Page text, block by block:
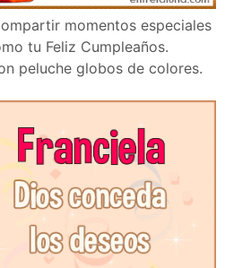
momentos especiales
tu Feliz Cumpleaños.
peluche globos de colores.